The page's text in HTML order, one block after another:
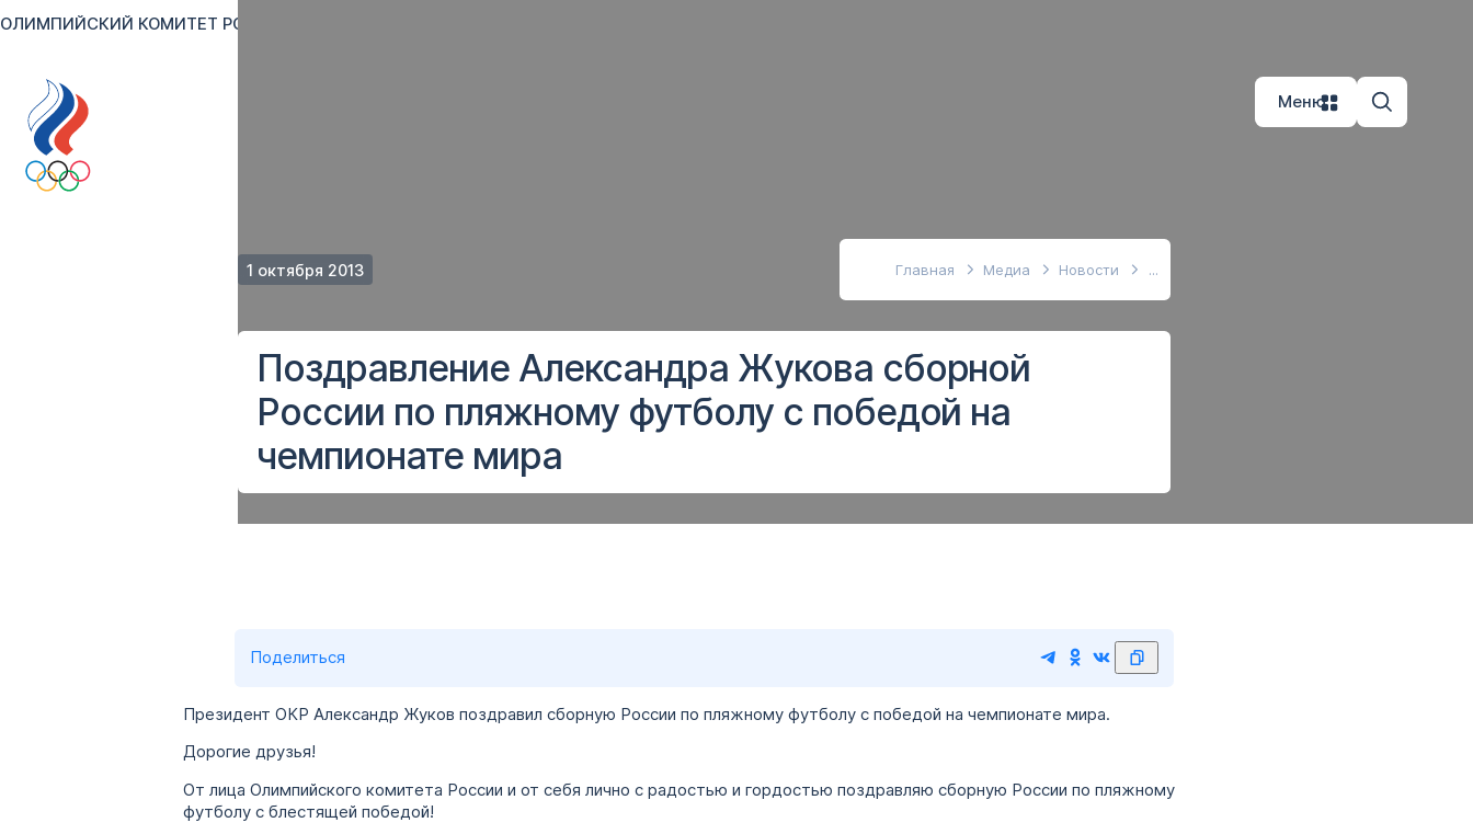
ОЛИМПИЙСКИЙ КОМИТЕТ РОССИИ
Меню
1 октября 2013 Главная Медиа Новости
Поздравление Александра Жукова сборной
России по пляжному футболу с победой на
чемпионате мира
Поделиться
Президент ОКР Александр Жуков поздравил сборную России по пляжному футболу с победой на чемпионате мира.
Дорогие друзья!
От лица Олимпийского комитета России и от себя лично с радостью и гордостью поздравляю сборную России по пляжному
футболу с блестящей победой!